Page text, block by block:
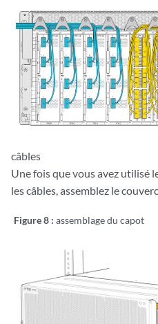
câbles
Une fois que vous avez utilisé
les câbles, assemblez le
Figure 8 : assemblage du capot